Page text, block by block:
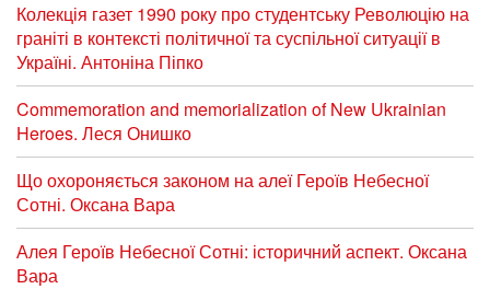
Колекція газет 1990 року про студентську Революцію на
граніті в контексті політичної та суспільної ситуації в
Україні. Антоніна Піпко
Commemoration and memorialization of New Ukrainian
Heroes. Леся Онишко
Що охороняється законом на алеї Героїв Небесної
Сотні. Оксана Вара
Алея Героїв Небесної Сотні: історичний аспект. Оксана
Вара